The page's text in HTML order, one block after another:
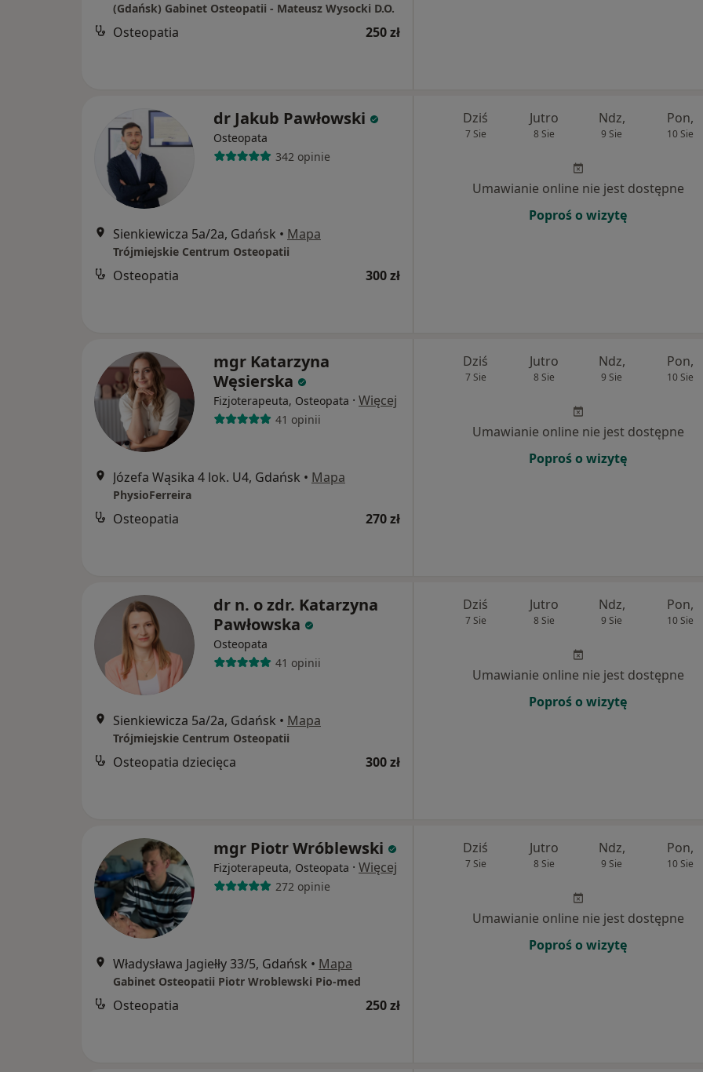
(Gdańsk) Gabinet Osteopatii - Mateusz Wysocki D.O.
Osteopatia 250 zł
dr Jakub Pawłowski
Osteopata
342 opinie
Sienkiewicza 5a/2a, Gdańsk • Mapa
Trójmiejskie Centrum Osteopatii
Osteopatia 300 zł
Dziś
7 Sie
Jutro
8 Sie
Ndz,
9 Sie
Pon,
10 Sie
Umawianie online nie jest dostępne
Poproś o wizytę
mgr Katarzyna
Węsierska
Fizjoterapeuta, Osteopata · Więcej
41 opinii
Józefa Wąsika 4 lok. U4, Gdańsk • Mapa
PhysioFerreira
Osteopatia 270 zł
Dziś
7 Sie
Jutro
8 Sie
Ndz,
9 Sie
Pon,
10 Sie
Umawianie online nie jest dostępne
Poproś o wizytę
dr n. o zdr. Katarzyna
Pawłowska
Osteopata
41 opinii
Sienkiewicza 5a/2a, Gdańsk • Mapa
Trójmiejskie Centrum Osteopatii
Osteopatia dziecięca 300 zł
Dziś
7 Sie
Jutro
8 Sie
Ndz,
9 Sie
Pon,
10 Sie
Umawianie online nie jest dostępne
Poproś o wizytę
mgr Piotr Wróblewski
Fizjoterapeuta, Osteopata · Więcej
272 opinie
Władysława Jagiełły 33/5, Gdańsk • Mapa
Gabinet Osteopatii Piotr Wroblewski Pio-med
Osteopatia 250 zł
Dziś
7 Sie
Jutro
8 Sie
Ndz,
9 Sie
Pon,
10 Sie
Umawianie online nie jest dostępne
Poproś o wizytę